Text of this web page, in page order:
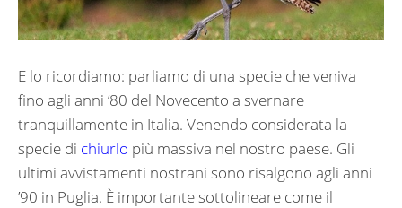
E lo ricordiamo: parliamo di una specie che veniva
fino agli anni ’80 del Novecento a svernare
tranquillamente in Italia. Venendo considerata la
specie di chiurlo più massiva nel nostro paese. Gli
ultimi avvistamenti nostrani sono risalgono agli anni
’90 in Puglia. È importante sottolineare come il